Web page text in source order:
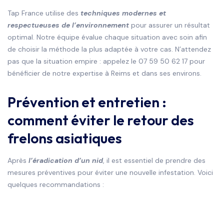
Tap France utilise des techniques modernes et
respectueuses de l’environnement pour assurer un résultat
optimal. Notre équipe évalue chaque situation avec soin afin
de choisir la méthode la plus adaptée à votre cas. N’attendez
pas que la situation empire : appelez le 07 59 50 62 17 pour
bénéficier de notre expertise à Reims et dans ses environs.
Prévention et entretien :
comment éviter le retour des
frelons asiatiques
Après l’éradication d’un nid, il est essentiel de prendre des
mesures préventives pour éviter une nouvelle infestation. Voici
quelques recommandations :